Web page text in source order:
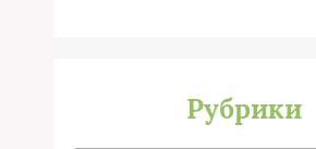
Рубрики